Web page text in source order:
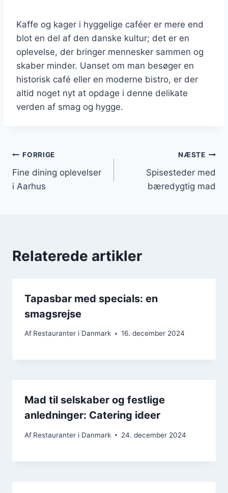
Kaffe og kager i hyggelige caféer er mere end
blot en del af den danske kultur; det er en
oplevelse, der bringer mennesker sammen og
skaber minder. Uanset om man besøger en
historisk café eller en moderne bistro, er der
altid noget nyt at opdage i denne delikate
verden af smag og hygge.
Indlægsnavigation
FORRIGE
Fine dining oplevelser
i Aarhus
NÆSTE
Spisesteder med
bæredygtig mad
Relaterede artikler
Tapasbar med specials: en
smagsrejse
Af Restauranter i Danmark 16. december 2024
Mad til selskaber og festlige
anledninger: Catering ideer
Af Restauranter i Danmark 24. december 2024